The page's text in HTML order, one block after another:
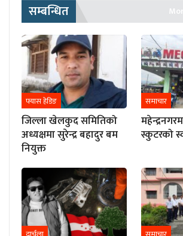
सम्बन्धित
फ्यास हेडिङ
जिल्ला खेलकुद समितिको
अध्यक्षमा सुरेन्द्र बहादुर बम
नियुक्त
समाचार
स्कुटरको